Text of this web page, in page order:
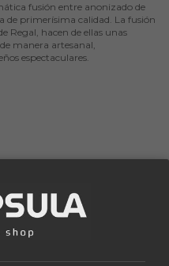
fusión entre anonizado de
de primerísima calidad. La fusión
Regal, hacen de ellas unas
manera artesanal,
espectaculares.
Fuera de stock